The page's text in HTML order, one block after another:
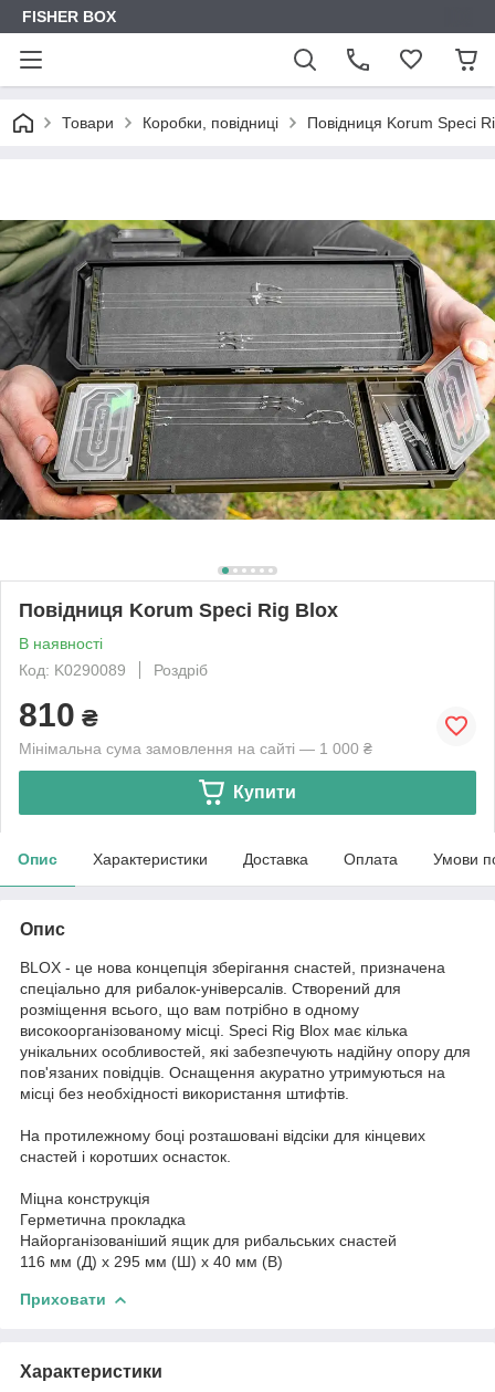
FISHER BOX
Товари Коробки, повідниці Повідниця Korum Speci
Повідниця Korum Speci Rig Blox
В наявності
Код: K0290089
Роздріб
810 ₴
Мінімальна сума замовлення на сайті — 1 000 ₴
Купити
Опис Характеристики Доставка Оплата Умови
Опис
BLOX - це нова концепція зберігання снастей, призначена
спеціально для рибалок-універсалів. Створений для
розміщення всього, що вам потрібно в одному
високоорганізованому місці. Speci Rig Blox має кілька
унікальних особливостей, які забезпечують надійну опору для
пов'язаних повідців. Оснащення акуратно утримуються на
місці без необхідності використання штифтів.
На протилежному боці розташовані відсіки для кінцевих
снастей і коротших оснасток.
Міцна конструкція
Герметична прокладка
Найорганізованіший ящик для рибальських снастей
116 мм (Д) x 295 мм (Ш) x 40 мм (В)
Приховати
Характеристики